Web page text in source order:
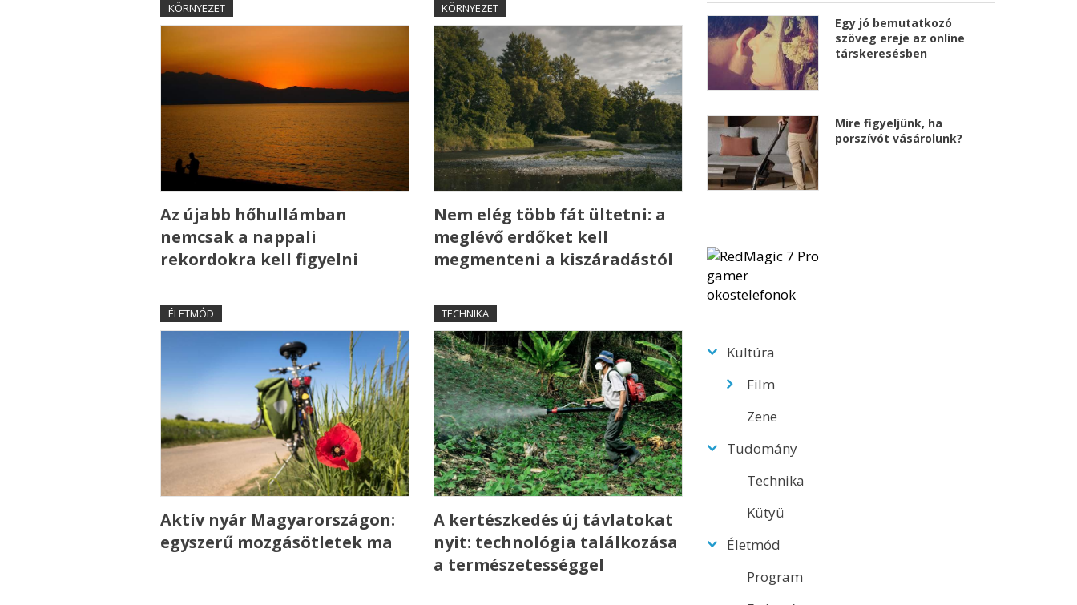
KÖRNYEZET
Az újabb hőhullámban
nemcsak a nappali
rekordokra kell figyelni
KÖRNYEZET
Nem elég több fát ültetni: a
meglévő erdőket kell
megmenteni a kiszáradástól
ÉLETMÓD
Aktív nyár Magyarországon:
egyszerű mozgásötletek ma
TECHNIKA
A kertészkedés új távlatokat
nyit: technológia találkozása
a természetességgel
Egy jó bemutatkozó
szöveg ereje az online
társkeresésben
Mire figyeljünk, ha
porszívót vásárolunk?
Kultúra
Film
Zene
Tudomány
Technika
Kütyü
Életmód
Program